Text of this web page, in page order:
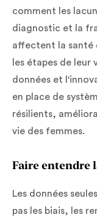
comment les
diagnostic et la
affectent la santé
les étapes de
données et
en place de
résilients,
vie des femmes.
Faire entendre
Les données
pas les biais, les